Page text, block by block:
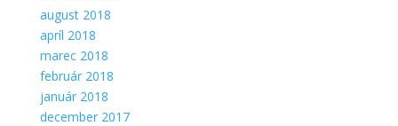
august 2018
apríl 2018
marec 2018
február 2018
január 2018
december 2017